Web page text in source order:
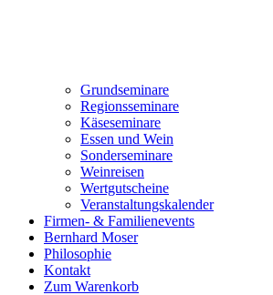
Grundseminare
Regionsseminare
Käseseminare
Essen und Wein
Sonderseminare
Weinreisen
Wertgutscheine
Veranstaltungskalender
Firmen- & Familienevents
Bernhard Moser
Philosophie
Kontakt
Zum Warenkorb